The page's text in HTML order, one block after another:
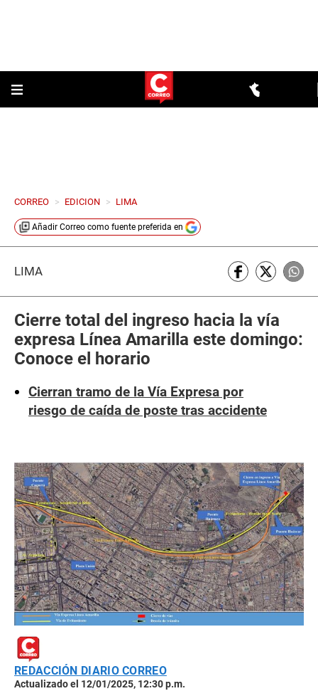
CORREO > EDICION > LIMA
Añadir Correo como fuente preferida en
LIMA
Cierre total del ingreso hacia la vía
expresa Línea Amarilla este domingo:
Conoce el horario
Cierran tramo de la Vía Expresa por
riesgo de caída de poste tras accidente
REDACCIÓN DIARIO CORREO
Actualizado el 12/01/2025, 12:30 p.m.